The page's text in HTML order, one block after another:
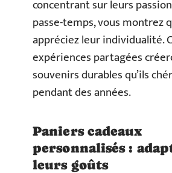
concentrant sur leurs
passe-temps, vous montrez
appréciez leur individualité.
expériences partagées
souvenirs durables qu’ils
pendant des années.
Paniers cadeaux
personnalisés :
leurs goûts